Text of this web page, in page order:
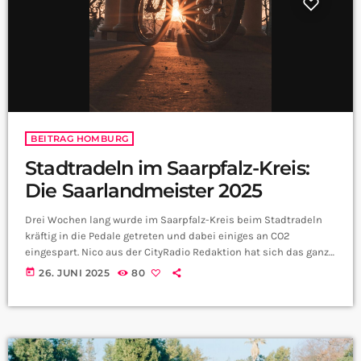
BEITRAG HOMBURG
Stadtradeln im Saarpfalz-Kreis:
Die Saarlandmeister 2025
Drei Wochen lang wurde im Saarpfalz-Kreis beim Stadtradeln
kräftig in die Pedale getreten und dabei einiges an CO2
eingespart. Nico aus der CityRadio Redaktion hat sich das ganze
mal genauer angeschaut, kannst du uns nochmal kurz erklären
today 26. JUNI 2025 80